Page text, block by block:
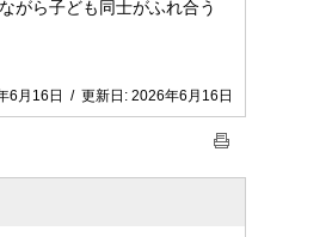
がら子ども同士がふれ合う
6月16日 / 更新日: 2026年6月16日